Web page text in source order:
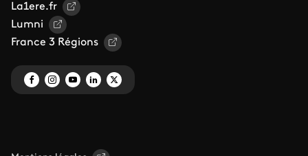
La1ere.fr
Lumni
France 3 Régions